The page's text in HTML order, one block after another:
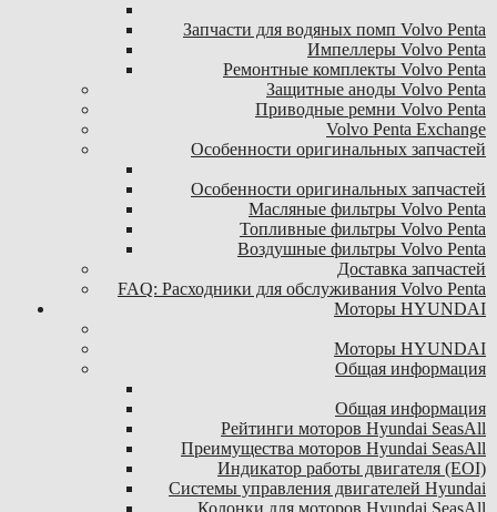
Запчасти для водяных помп Volvo Penta
Импеллеры Volvo Penta
Ремонтные комплекты Volvo Penta
Защитные аноды Volvo Penta
Приводные ремни Volvo Penta
Volvo Penta Exchange
Особенности оригинальных запчастей
Особенности оригинальных запчастей
Масляные фильтры Volvo Penta
Топливные фильтры Volvo Penta
Воздушные фильтры Volvo Penta
Доставка запчастей
FAQ: Расходники для обслуживания Volvo Penta
Моторы HYUNDAI
Моторы HYUNDAI
Общая информация
Общая информация
Рейтинги моторов Hyundai SeasAll
Преимущества моторов Hyundai SeasAll
Индикатор работы двигателя (EOI)
Системы управления двигателей Hyundai
Колонки для моторов Hyundai SeasAll